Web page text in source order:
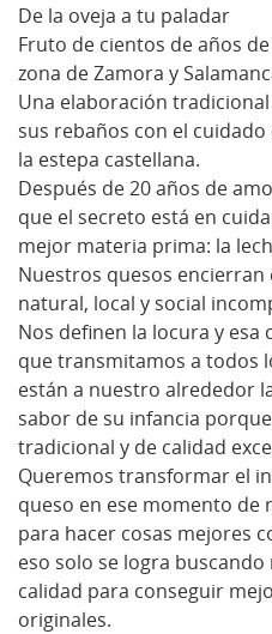
De la oveja a tu paladar
Fruto de cientos de años
zona de Zamora y
Una elaboración
sus rebaños con el
la estepa castellana.
Después de 20 años de
que el secreto está en
mejor materia prima: la
Nuestros quesos
natural, local y social
Nos definen la locura y esa
que transmitamos a todos
están a nuestro alrededor
sabor de su infancia
tradicional y de calidad
Queremos transformar el
queso en ese momento de
para hacer cosas mejores
eso solo se logra
calidad para conseguir
originales.